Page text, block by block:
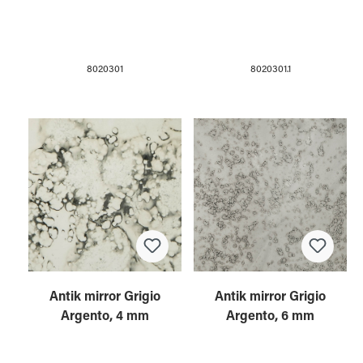
8020301 8020301.1
Antik mirror Grigio
Argento, 4 mm
Antik mirror Grigio
Argento, 6 mm